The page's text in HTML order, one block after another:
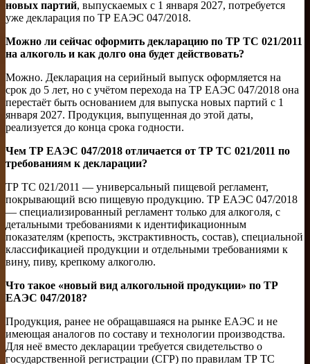
новых партий, выпускаемых с 1 января 2027, потребуется
уже декларация по ТР ЕАЭС 047/2018.
Можно ли сейчас оформить декларацию по ТР ТС 021/2011
на алкоголь и как долго она будет действовать?
Можно. Декларация на серийный выпуск оформляется на
срок до 5 лет, но с учётом перехода на ТР ЕАЭС 047/2018 она
перестаёт быть основанием для выпуска новых партий с 1
января 2027. Продукция, выпущенная до этой даты,
реализуется до конца срока годности.
Чем ТР ЕАЭС 047/2018 отличается от ТР ТС 021/2011 по
требованиям к декларации?
ТР ТС 021/2011 — универсальный пищевой регламент,
покрывающий всю пищевую продукцию. ТР ЕАЭС 047/2018
— специализированный регламент только для алкоголя, с
детальными требованиями к идентификационным
показателям (крепость, экстрактивность, состав), специальной
классификацией продукции и отдельными требованиями к
вину, пиву, крепкому алкоголю.
Что такое «новый вид алкогольной продукции» по ТР
ЕАЭС 047/2018?
Продукция, ранее не обращавшаяся на рынке ЕАЭС и не
имеющая аналогов по составу и технологии производства.
Для неё вместо декларации требуется свидетельство о
государственной регистрации (СГР) по правилам ТР ТС